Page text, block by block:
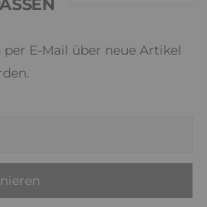
E-Mail über neue Artikel